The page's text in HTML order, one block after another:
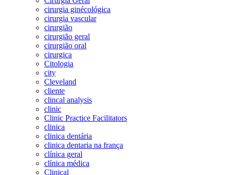
cirurgia ginécológica
cirurgia vascular
cirurgião
cirurgião geral
cirurgião oral
cirurgica
Citologia
city
Cleveland
cliente
clincal analysis
clinic
Clinic Practice Facilitators
clinica
clinica dentária
clinica dentaria na frança
clínica geral
clínica médica
Clinical